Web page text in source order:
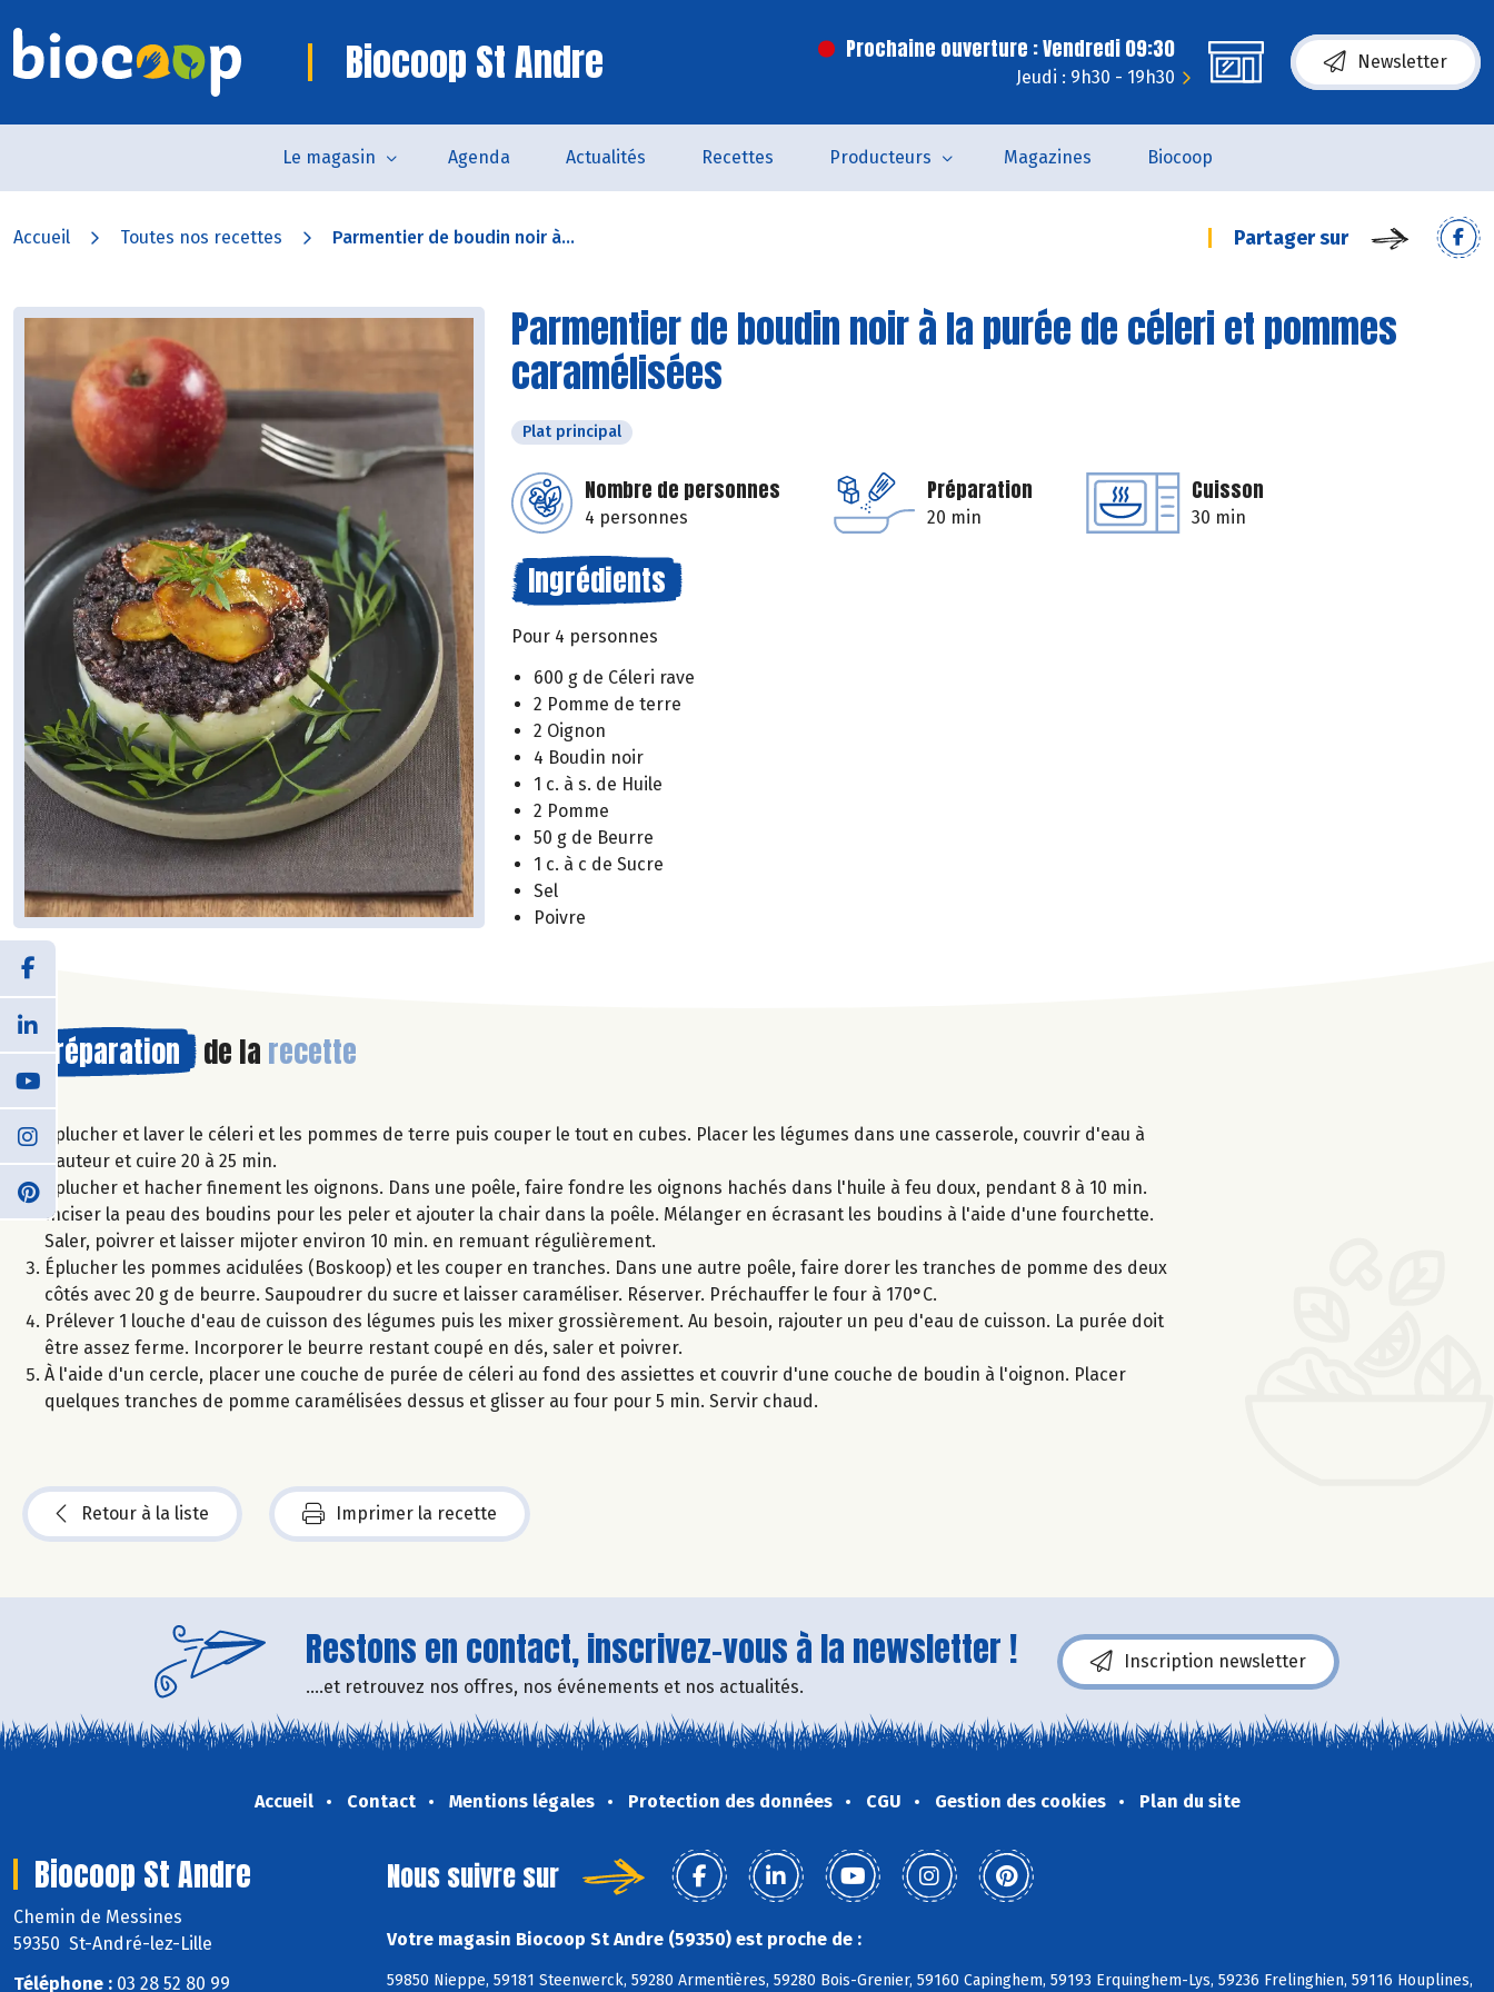
Biocoop St Andre Prochaine ouverture : Vendredi 09:30
Jeudi : 9h30 - 19h30
Newsletter
Le magasin Agenda Actualités Recettes Producteurs Magazines Biocoop
Accueil Toutes nos recettes Parmentier de boudin noir à... Partager sur
Parmentier de boudin noir à la purée de céleri et pommes
caramélisées
Plat principal
Nombre de personnes
4 personnes
Préparation
20 min
Cuisson
30 min
Ingrédients
Pour 4 personnes
600 g de Céleri rave
2 Pomme de terre
2 Oignon
4 Boudin noir
1 c. à s. de Huile
2 Pomme
50 g de Beurre
1 c. à c de Sucre
Sel
Poivre
Préparation de la recette
Éplucher et laver le céleri et les pommes de terre puis couper le tout en cubes. Placer les légumes dans une casserole, couvrir d'eau à
hauteur et cuire 20 à 25 min.
Éplucher et hacher finement les oignons. Dans une poêle, faire fondre les oignons hachés dans l'huile à feu doux, pendant 8 à 10 min.
Inciser la peau des boudins pour les peler et ajouter la chair dans la poêle. Mélanger en écrasant les boudins à l'aide d'une fourchette.
Saler, poivrer et laisser mijoter environ 10 min. en remuant régulièrement.
Éplucher les pommes acidulées (Boskoop) et les couper en tranches. Dans une autre poêle, faire dorer les tranches de pomme des deux
côtés avec 20 g de beurre. Saupoudrer du sucre et laisser caraméliser. Réserver. Préchauffer le four à 170°C.
Prélever 1 louche d'eau de cuisson des légumes puis les mixer grossièrement. Au besoin, rajouter un peu d'eau de cuisson. La purée doit
être assez ferme. Incorporer le beurre restant coupé en dés, saler et poivrer.
À l'aide d'un cercle, placer une couche de purée de céleri au fond des assiettes et couvrir d'une couche de boudin à l'oignon. Placer
quelques tranches de pomme caramélisées dessus et glisser au four pour 5 min. Servir chaud.
Retour à la liste Imprimer la recette
Restons en contact, inscrivez-vous à la newsletter !
....et retrouvez nos offres, nos événements et nos actualités.
Inscription newsletter
Accueil Contact Mentions légales Protection des données CGU Gestion des cookies Plan du site
Biocoop St Andre
Chemin de Messines
59350 St-André-lez-Lille
Téléphone : 03 28 52 80 99
Nous suivre sur
Votre magasin Biocoop St Andre (59350) est proche de :
59850 Nieppe, 59181 Steenwerck, 59280 Armentières, 59280 Bois-Grenier, 59160 Capinghem, 59193 Erquinghem-Lys, 59236 Frelinghien, 59116 Houplines,